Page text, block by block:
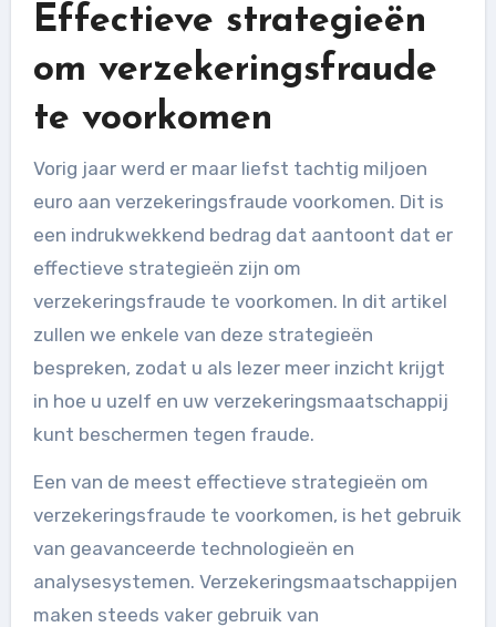
Effectieve strategieën
om verzekeringsfraude
te voorkomen
Vorig jaar werd er maar liefst tachtig miljoen
euro aan verzekeringsfraude voorkomen. Dit is
een indrukwekkend bedrag dat aantoont dat er
effectieve strategieën zijn om
verzekeringsfraude te voorkomen. In dit artikel
zullen we enkele van deze strategieën
bespreken, zodat u als lezer meer inzicht krijgt
in hoe u uzelf en uw verzekeringsmaatschappij
kunt beschermen tegen fraude.
Een van de meest effectieve strategieën om
verzekeringsfraude te voorkomen, is het gebruik
van geavanceerde technologieën en
analysesystemen. Verzekeringsmaatschappijen
maken steeds vaker gebruik van